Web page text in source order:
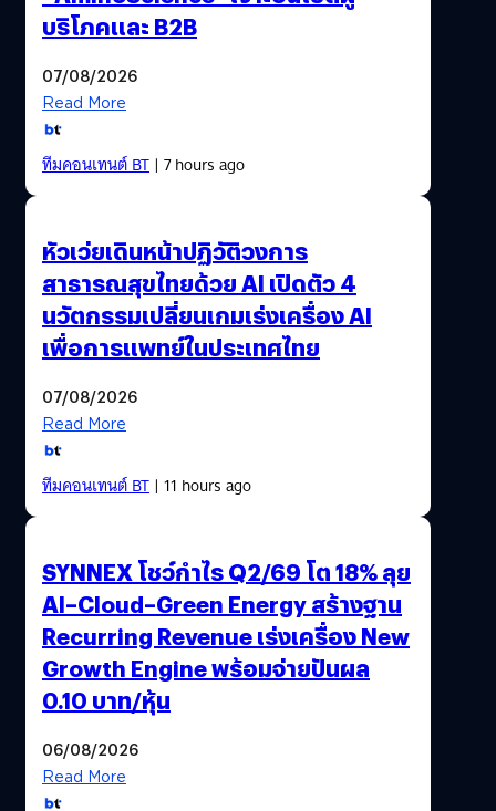
บริโภคและ B2B
07/08/2026
Read More
ทีมคอนเทนต์ BT| 7 hours ago
หัวเว่ยเดินหน้าปฏิวัติวงการ
สาธารณสุขไทยด้วย AI เปิดตัว 4
นวัตกรรมเปลี่ยนเกมเร่งเครื่อง AI
เพื่อการแพทย์ในประเทศไทย
07/08/2026
Read More
ทีมคอนเทนต์ BT| 11 hours ago
SYNNEX โชว์กำไร Q2/69 โต 18% ลุย
AI–Cloud–Green Energy สร้างฐาน
Recurring Revenue เร่งเครื่อง New
Growth Engine พร้อมจ่ายปันผล
0.10 บาท/หุ้น
06/08/2026
Read More